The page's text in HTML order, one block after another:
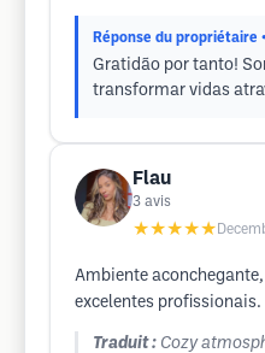
Réponse du propriétaire
Gratidão por tanto!
transformar vidas
Flau
3 avis
★★★★★
Ambiente
excelentes
Traduit : Cozy